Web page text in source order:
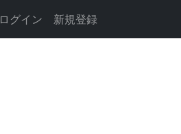
ログイン 新規登録